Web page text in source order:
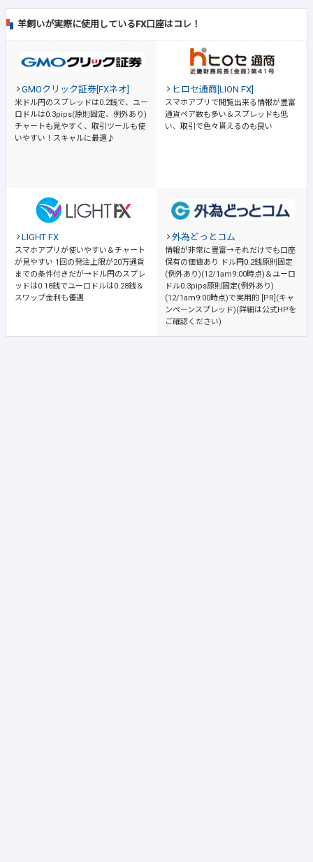
羊飼いが実際に使用しているFX口座はコレ！
GMOクリック証券[FXネオ]
米ドル円のスプレッドは0.2銭で、ユー
ロドルは0.3pips(原則固定、例外あり)
チャートも見やすく、取引ツールも使
いやすい！スキャルに最適♪
ヒロセ通商[LION FX]
スマホアプリで閲覧出来る情報が豊富
通貨ペア数も多い＆スプレッドも低
い、取引で色々貰えるのも良い
LIGHT FX
スマホアプリが使いやすい＆チャート
が見やすい 1回の発注上限が20万通貨
までの条件付きだが→ドル円のスプレ
ッドは0.18銭でユーロドルは0.28銭＆
スワップ金利も優遇
外為どっとコム
情報が非常に豊富→それだけでも口座
保有の価値あり
ドル円0.2銭原則固定
(例外あり)(12/1am9:00時点)＆ユーロ
ドル0.3pips原則固定(例外あり)
(12/1am9:00時点)で実用的 [PR](キャ
ンペーンスプレッド)(詳細は公式HPを
ご確認ください)